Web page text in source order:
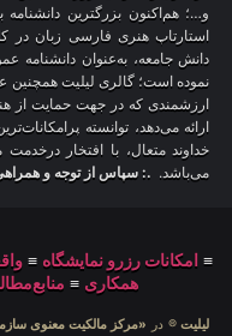
و…؛ هم‌اکنون بزرگترین دانشنامه
استارتاپ هنری فارسی زبان در
دانش جامعه، به‌عنوان دانشنامه
نموده است؛ گالری لیلیت همچنین
ارزشمندی که در جهت حمایت از
ارائه می‌دهد، توانسته
خداوند متعال، با افتخار
می‌باشد. .: سپاس از توجه و
≡ امکانات رزرو نمایشگاه ≡
همکاری ≡
لیلیت® در «مرکز مالکیت معنوی